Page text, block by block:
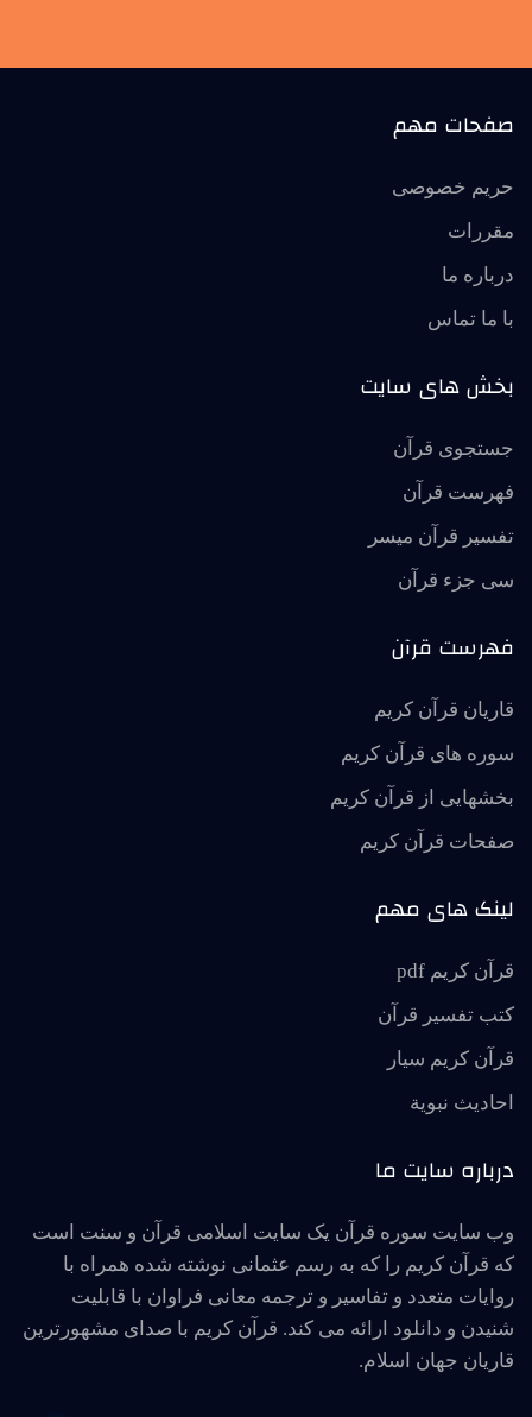
صفحات مهم
حریم خصوصی
مقررات
درباره ما
با ما تماس
بخش های سایت
جستجوی قرآن
فهرست قرآن
تفسير قرآن ميسر
سی جزء قرآن
فهرست قرآن
قاریان قرآن کریم
سوره های قرآن کریم
بخشهایی از قرآن کریم
صفحات قرآن کریم
لینک های مهم
قرآن کریم pdf
کتب تفسیر قرآن
قرآن کریم سیار
احاديث نبوية
درباره سایت ما
وب سایت سوره قرآن یک سایت اسلامی قرآن و سنت است
که قرآن کریم را که به رسم عثمانی نوشته شده همراه با
روایات متعدد و تفاسیر و ترجمه معانی فراوان با قابلیت
شنیدن و دانلود ارائه می کند. قرآن کریم با صدای مشهورترین
قاریان جهان اسلام.